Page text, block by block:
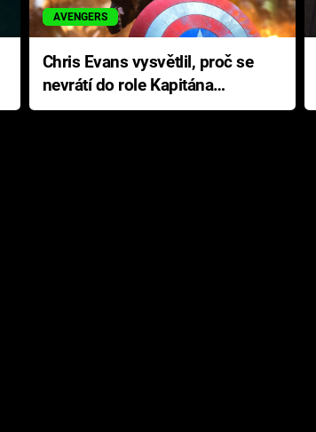
AVENGERS
Chris Evans vysvětlil, proč se
nevrátí do role Kapitána
Ameriky